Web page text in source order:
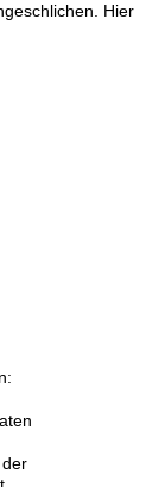
Hier